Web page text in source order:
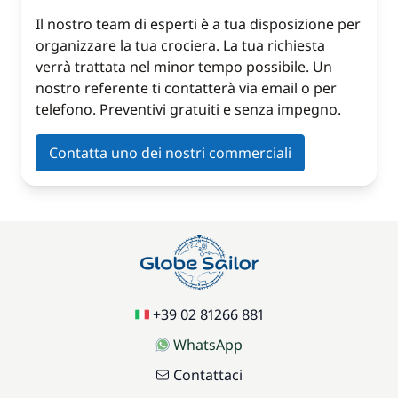
Il nostro team di esperti è a tua disposizione per
organizzare la tua crociera. La tua richiesta
verrà trattata nel minor tempo possibile. Un
nostro referente ti contatterà via email o per
telefono. Preventivi gratuiti e senza impegno.
Contatta uno dei nostri commerciali
+39 02 81266 881
WhatsApp
Contattaci